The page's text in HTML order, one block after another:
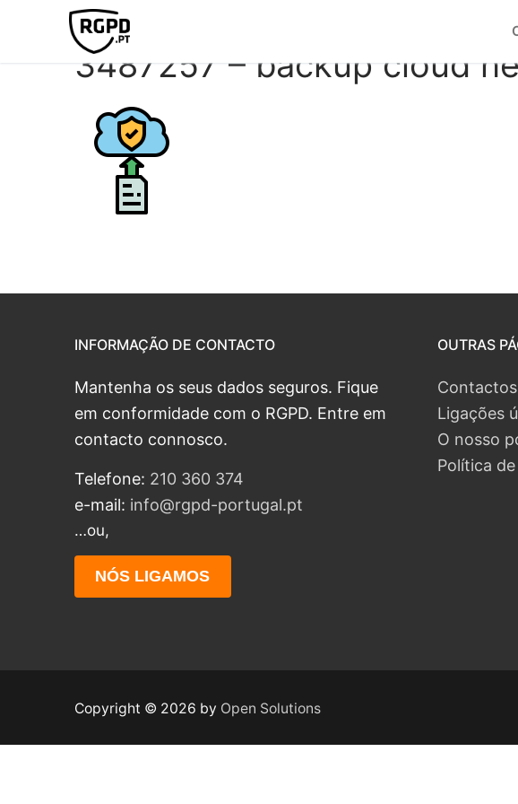
3487257 – backup cloud
INFORMAÇÃO DE CONTACTO
Mantenha os seus dados seguros. Fique
em conformidade com o RGPD. Entre em
contacto connosco.
Telefone: 210 360 374
e-mail: info@rgpd-portugal.pt
…ou,
NÓS LIGAMOS
OUTRAS
Contactos
Ligações
O nosso
Política
Copyright © 2026 by Open Solutions